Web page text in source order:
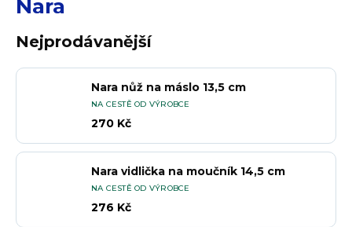
Nara
Nejprodávanější
Nara nůž na máslo 13,5 cm
NA CESTĚ OD VÝROBCE
270 Kč
Nara vidlička na moučník 14,5 cm
NA CESTĚ OD VÝROBCE
276 Kč